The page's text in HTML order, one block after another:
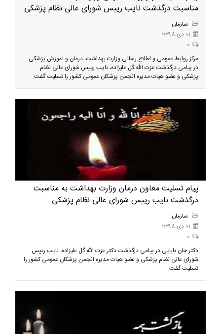
مناسبت درگذشت نایب رییس شورای عالی نظام پزشکی
سازمان
01 دی 1398
0
مرکز روابط عمومی و اطلاع رسانی وزارت بهداشت، درمان و آموزش پزشکی
در پیامی درگذشت عزت الله گل علیزاده، نایب رییس شورای عالی نظام
پزشکی و عضو هیات مدیره انجمن پزشکان عمومی کشور را تسلیت گفت.
پیام تسلیت معاون درمان وزارت بهداشت به مناسبت
درگذشت نایب رییس شورای عالی نظام پزشکی
سازمان
01 دی 1398
0
دکتر جان بابایی در پیامی درگذشت دکتر عزت الله گل علیزاده، نایب رییس
شورای عالی نظام پزشکی و عضو هیات مدیره انجمن پزشکان عمومی کشور را
تسلیت گفت.